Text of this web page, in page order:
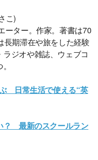
こ)
ーター。作家。著書は70
長期滞在や旅をした経験
ジオや雑誌、ウェブコ
日常生活で使える“英
？ 最新のスクールラン